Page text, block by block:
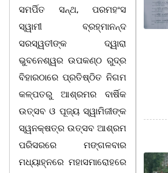
ସମର୍ପିତ ସନ୍ଥ, ପରମହଂସ
ସ୍ୱାମୀ ବ୍ରହ୍ମାନନ୍ଦ
ସରସ୍ୱତୀଙ୍କ ଦ୍ୱାରା
ଭୁବନେଶ୍ୱର ଉପକଣ୍ଠ ରୁଦ୍ର
ବିହାରଠାରେ ପ୍ରତିଷ୍ଠିତ ନିଗମ
କଳ୍ପତରୁ ଆଶ୍ରମର ବାର୍ଷିକ
ଉତ୍ସବ ଓ ପୂଜ୍ୟ ସ୍ୱାମିଜୀଙ୍କ
ସ୍ୱନକ୍ଷତ୍ର ଉତ୍ସବ ଆଶ୍ରମ
ପରିସରରେ ମଙ୍ଗଳବାର
ମଧ୍ୟାହ୍ନରେ ମହାସମାରୋହରେ